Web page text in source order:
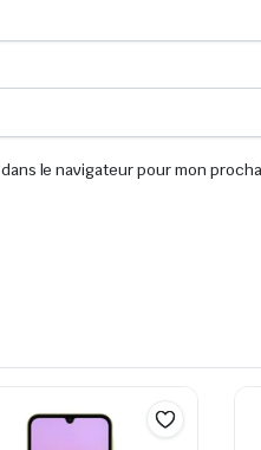
le navigateur pour mon